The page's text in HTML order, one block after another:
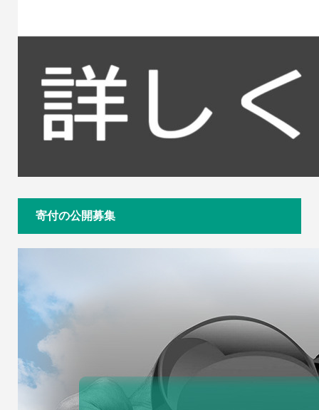
寄付の公開募集